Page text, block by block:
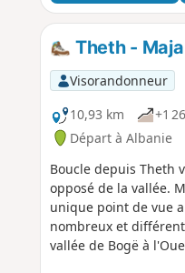
Theth -
Visorandonneur
10,93 km
+1
Départ à Albanie
Boucle depuis Theth
opposé de la vallée.
unique point de vue
nombreux et
vallée de Bogë à